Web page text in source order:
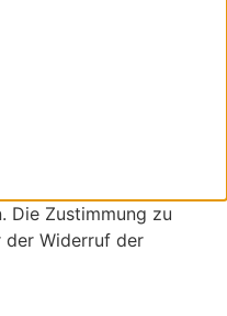
Die Zustimmung zu
der Widerruf der